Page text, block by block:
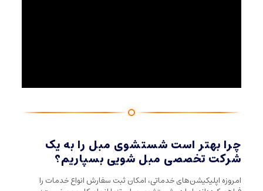
چرا بهتر است شستشوی مبل را به یک
شرکت تخصصی مبل شویی بسپاریم؟
امروزه اپلیکیشن‌های خدماتی، امکان ثبت سفارش انواع خدمات را